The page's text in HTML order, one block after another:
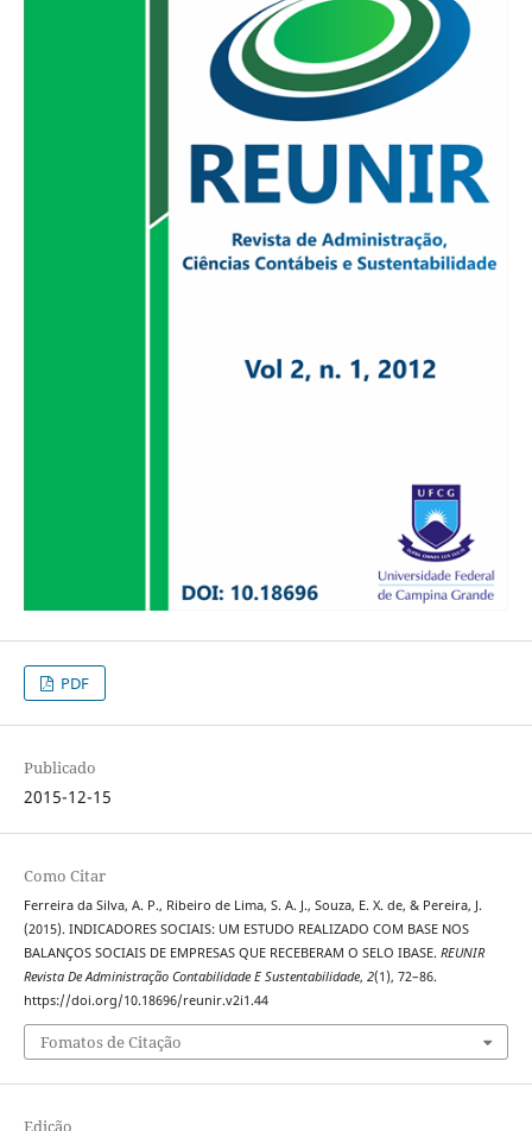
PDF
Publicado
2015-12-15
Como Citar
Ferreira da Silva, A. P., Ribeiro de Lima, S. A. J., Souza, E. X. de, & Pereira, J.
(2015). INDICADORES SOCIAIS: UM ESTUDO REALIZADO COM BASE NOS
BALANÇOS SOCIAIS DE EMPRESAS QUE RECEBERAM O SELO IBASE. REUNIR
Revista De Administração Contabilidade E Sustentabilidade, 2(1), 72–86.
https://doi.org/10.18696/reunir.v2i1.44
Fomatos de Citação
Edição